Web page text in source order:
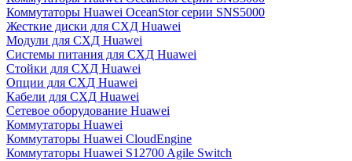
Коммутаторы Huawei OceanStor серии SNS5000
Жесткие диски для СХД Huawei
Модули для СХД Huawei
Системы питания для СХД Huawei
Стойки для СХД Huawei
Опции для СХД Huawei
Кабели для СХД Huawei
Сетевое оборудование Huawei
Коммутаторы Huawei
Коммутаторы Huawei CloudEngine
Коммутаторы Huawei S12700 Agile Switch